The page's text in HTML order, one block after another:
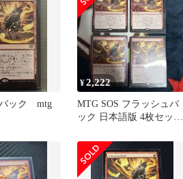
ック mtg
¥2,222
MTG SOS フラッシュバ
ック 日本語版 4枚セット
密